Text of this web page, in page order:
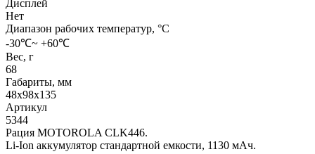
Дисплей
Нет
Диапазон рабочих температур, °С
-30℃~ +60℃
Вес, г
68
Габариты, мм
48х98х135
Артикул
5344
Рация MOTOROLA CLK446.
Li-Ion аккумулятор стандартной емкости, 1130 мАч.